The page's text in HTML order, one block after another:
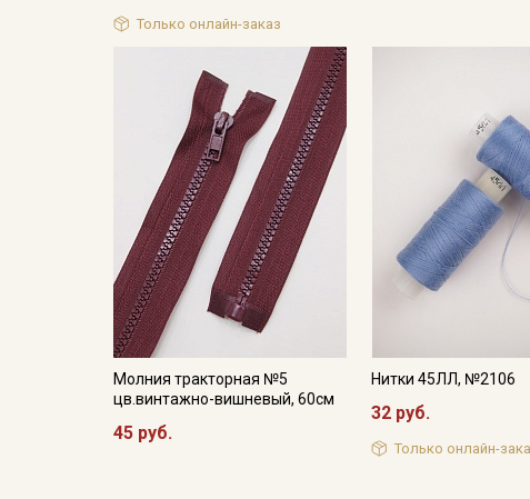
Только онлайн-заказ
Молния тракторная №5
цв.винтажно-вишневый, 60см
45 руб.
Нитки 45ЛЛ, №2106
32 руб.
Только онлайн-